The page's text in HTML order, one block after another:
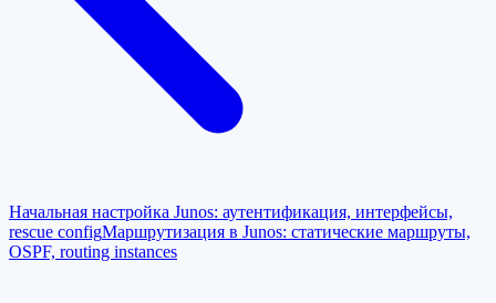
Начальная настройка Junos: аутентификация, интерфейсы,
rescue configМаршрутизация в Junos: статические маршруты,
OSPF, routing instances